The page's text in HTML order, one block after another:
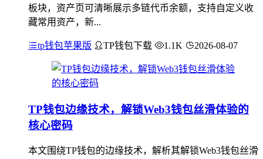
板块，资产页可清晰展示多链代币余额，支持自定义收
藏常用资产，新...
tp钱包苹果版 TP钱包下载 1.1K 2026-08-07
TP钱包边缘技术，解锁Web3钱包丝滑体验的
核心密码
本文围绕TP钱包的边缘技术，解析其解锁Web3钱包丝滑